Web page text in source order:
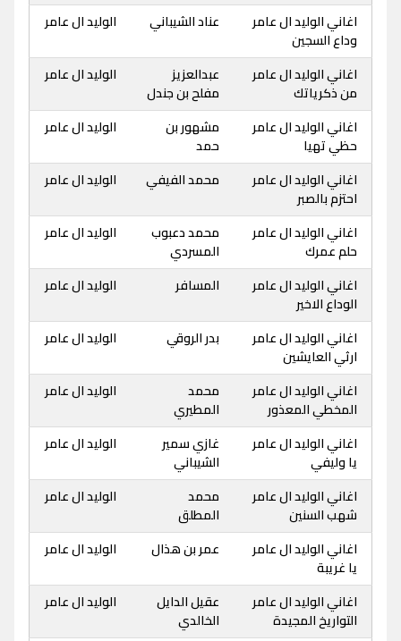
اغاني الوليد ال عامر
وداع السجين
عناد الشيباني الوليد ال عامر
اغاني الوليد ال عامر
من ذكرياتك
عبدالعزيز
مفلح بن جندل
الوليد ال عامر
اغاني الوليد ال عامر
حظي تهيا
مشهور بن
حمد
الوليد ال عامر
اغاني الوليد ال عامر
احتزم بالصبر
محمد الفيفي الوليد ال عامر
اغاني الوليد ال عامر
حلم عمرك
محمد دعبوب
المسردي
الوليد ال عامر
اغاني الوليد ال عامر
الوداع الاخير
المسافر الوليد ال عامر
اغاني الوليد ال عامر
ارثي العايشين
بدر الروقي الوليد ال عامر
اغاني الوليد ال عامر
المخطي المعذور
محمد
المطيري
الوليد ال عامر
اغاني الوليد ال عامر
يا وليفي
غازي سمير
الشيباني
الوليد ال عامر
اغاني الوليد ال عامر
شهب السنين
محمد
المطلق
الوليد ال عامر
اغاني الوليد ال عامر
يا غريبة
عمر بن هذال الوليد ال عامر
اغاني الوليد ال عامر
التواريخ المجيدة
عقيل الدايل
الخالدي
الوليد ال عامر